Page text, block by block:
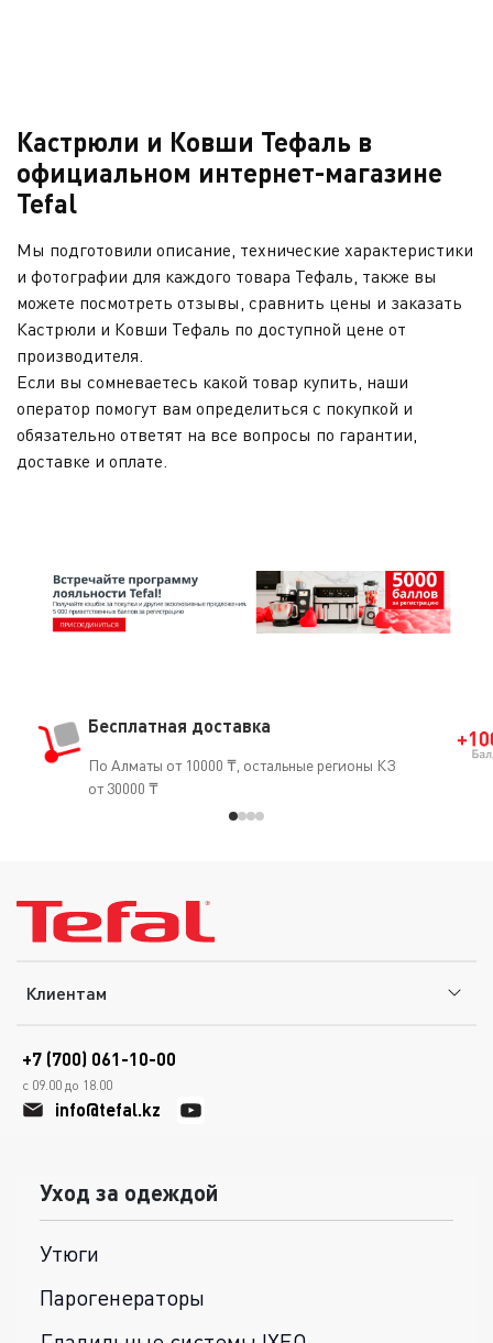
Кастрюли и Ковши Тефаль в
официальном интернет-магазине
Tefal
Мы подготовили описание, технические характеристики
и фотографии для каждого товара Тефаль, также вы
можете посмотреть отзывы, сравнить цены и заказать
Кастрюли и Ковши Тефаль по доступной цене от
производителя.
Если вы сомневаетесь какой товар купить, наши
оператор помогут вам определиться с покупкой и
обязательно ответят на все вопросы по гарантии,
доставке и оплате.
Бесплатная доставка
По Алматы от 10000 ₸, остальные регионы КЗ
от 30000 ₸
Клиентам
+7 (700) 061-10-00
с 09.00 до 18.00
info@tefal.kz
Уход за одеждой
Утюги
Парогенераторы